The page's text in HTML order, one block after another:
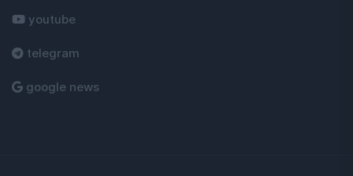
youtube
telegram
google news